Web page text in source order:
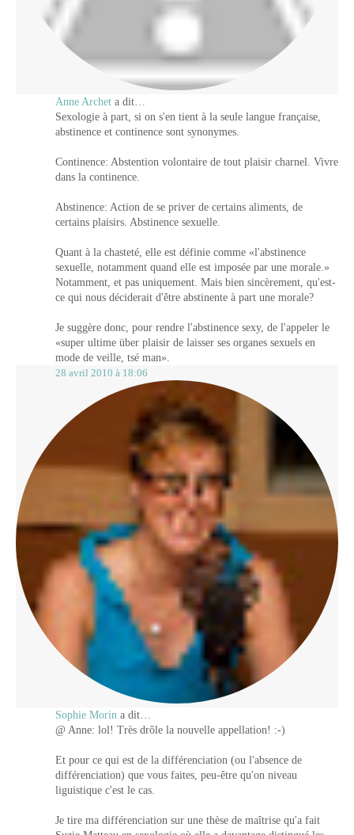
Anne Archet a dit…
Sexologie à part, si on s'en tient à la seule langue française,
abstinence et continence sont synonymes.
Continence: Abstention volontaire de tout plaisir charnel. Vivre
dans la continence.
Abstinence: Action de se priver de certains aliments, de
certains plaisirs. Abstinence sexuelle.
Quant à la chasteté, elle est définie comme «l'abstinence
sexuelle, notamment quand elle est imposée par une morale.»
Notamment, et pas uniquement. Mais bien sincèrement, qu'est-
ce qui nous déciderait d'être abstinente à part une morale?
Je suggère donc, pour rendre l'abstinence sexy, de l'appeler le
«super ultime über plaisir de laisser ses organes sexuels en
mode de veille, tsé man».
28 avril 2010 à 18:06
Sophie Morin a dit…
@ Anne: lol! Très drôle la nouvelle appellation! :-)
Et pour ce qui est de la différenciation (ou l'absence de
différenciation) que vous faites, peu-être qu'on niveau
liguistique c'est le cas.
Je tire ma différenciation sur une thèse de maîtrise qu'a fait